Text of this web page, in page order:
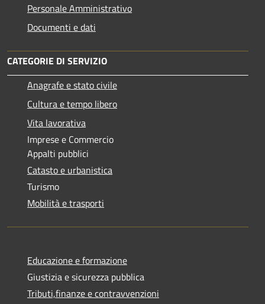
Personale Amministrativo
Documenti e dati
CATEGORIE DI SERVIZIO
Anagrafe e stato civile
Cultura e tempo libero
Vita lavorativa
Imprese e Commercio
Appalti pubblici
Catasto e urbanistica
Turismo
Mobilità e trasporti
Educazione e formazione
Giustizia e sicurezza pubblica
Tributi,finanze e contravvenzioni